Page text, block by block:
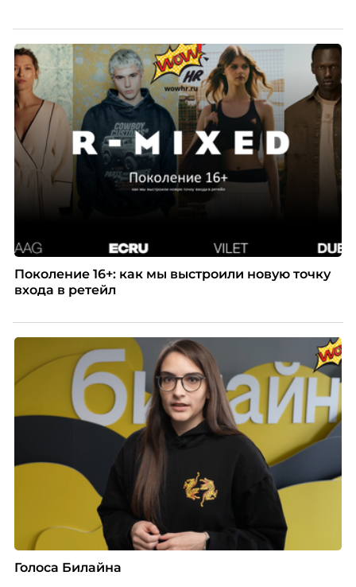
Поколение 16+: как мы выстроили новую точку
входа в ретейл
Голоса Билайна